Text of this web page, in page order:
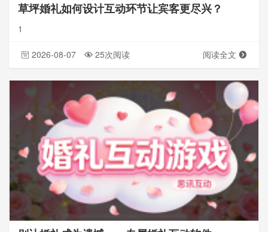
草坪婚礼如何设计互动环节让宾客更尽兴？
1
2026-08-07 25次阅读 阅读全文